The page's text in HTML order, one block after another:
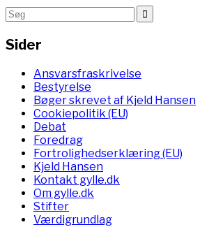
Sider
Ansvarsfraskrivelse
Bestyrelse
Bøger skrevet af Kjeld Hansen
Cookiepolitik (EU)
Debat
Foredrag
Fortrolighedserklæring (EU)
Kjeld Hansen
Kontakt gylle.dk
Om gylle.dk
Stifter
Værdigrundlag